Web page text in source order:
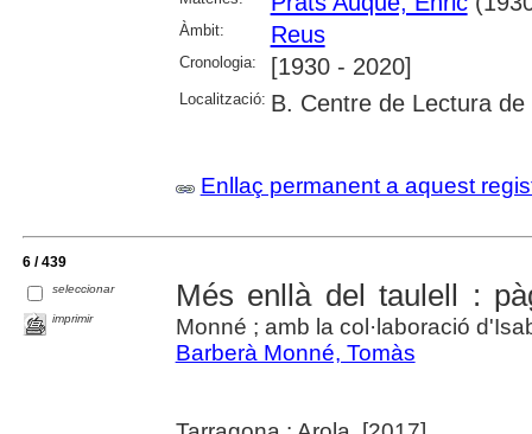
Àmbit: Reus
Cronologia: [1930 - 2020]
Localització: B. Centre de Lectura de
Enllaç permanent a aquest
6 / 439
seleccionar
imprimir
Més enllà del taulell :
Monné ; amb la col·laboració
Barberà Monné, Tomàs